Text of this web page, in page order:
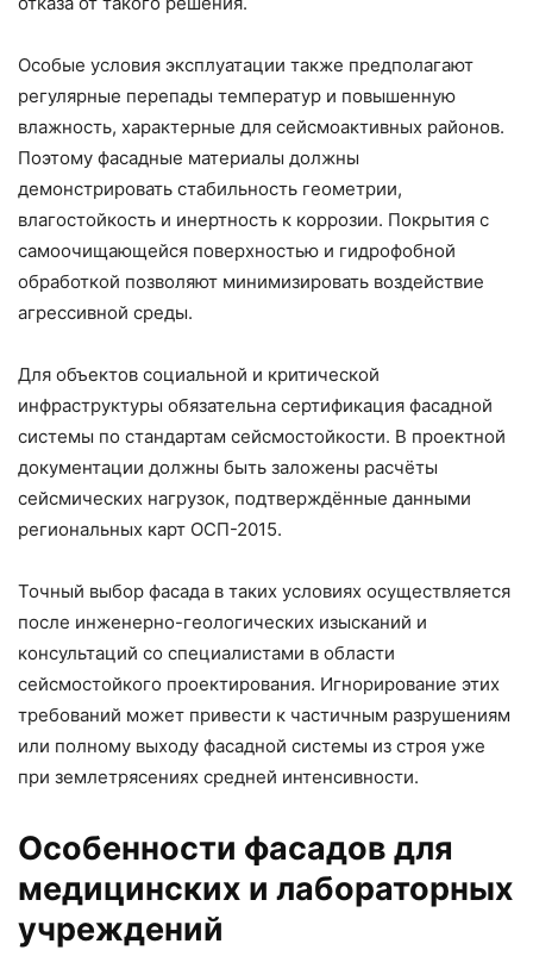
Особые условия эксплуатации также предполагают
регулярные перепады температур и повышенную
влажность, характерные для сейсмоактивных районов.
Поэтому фасадные материалы должны
демонстрировать стабильность геометрии,
влагостойкость и инертность к коррозии. Покрытия с
самоочищающейся поверхностью и гидрофобной
обработкой позволяют минимизировать воздействие
агрессивной среды.
Для объектов социальной и критической
инфраструктуры обязательна сертификация фасадной
системы по стандартам сейсмостойкости. В проектной
документации должны быть заложены расчёты
сейсмических нагрузок, подтверждённые данными
региональных карт ОСП-2015.
Точный выбор фасада в таких условиях осуществляется
после инженерно-геологических изысканий и
консультаций со специалистами в области
сейсмостойкого проектирования. Игнорирование этих
требований может привести к частичным разрушениям
или полному выходу фасадной системы из строя уже
при землетрясениях средней интенсивности.
Особенности фасадов для
медицинских и лабораторных
учреждений